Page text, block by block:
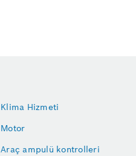
Klima Hizmeti
Motor
Araç ampulü kontrolleri